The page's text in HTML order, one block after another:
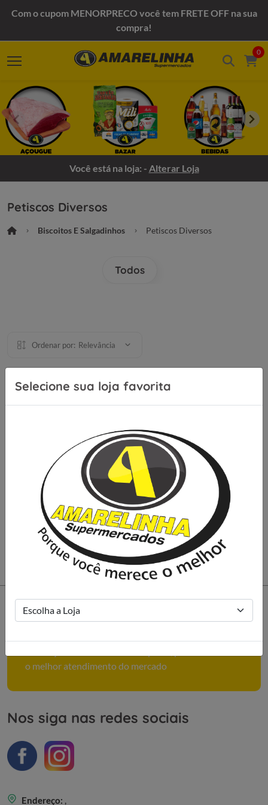
Com o cupom MENORPRECO você tem FRETE OFF na sua
compra!
0
Você está na loja: - Alterar Loja
Selecione sua loja favorita
Petiscos Diversos
Biscoitos E Salgadinhos Petiscos Diversos
Todos
Ordenar por: Relevância
Se inscreva para receber nossas
novidades e ofertas
Cadastrar
Como podemos ajudar você?
o melhor atendimento do mercado
Nos siga nas redes sociais
Endereço: ,